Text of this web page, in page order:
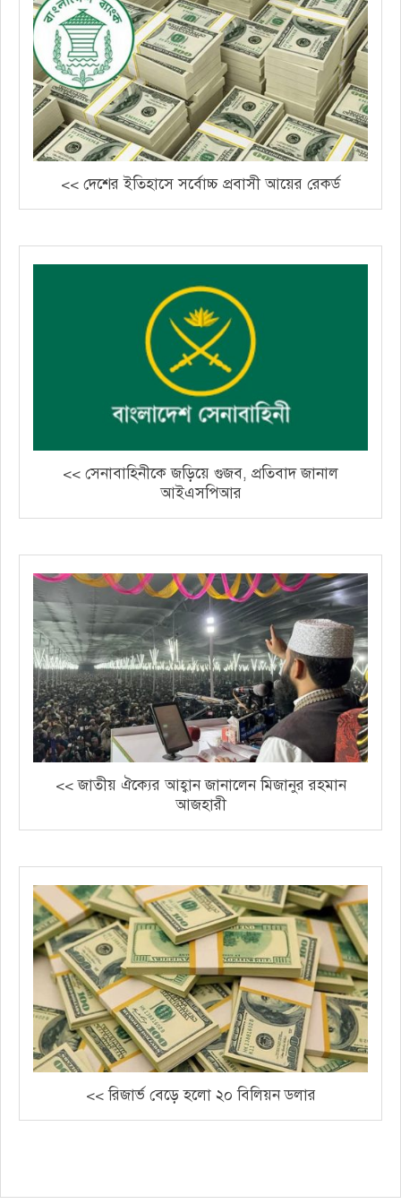
<< দেশের ইতিহাসে সর্বোচ্চ প্রবাসী আয়ের রেকর্ড
<< সেনাবাহিনীকে জড়িয়ে গুজব, প্রতিবাদ জানাল
আইএসপিআর
<< জাতীয় ঐক্যের আহ্বান জানালেন মিজানুর রহমান
আজহারী
<< রিজার্ভ বেড়ে হলো ২০ বিলিয়ন ডলার